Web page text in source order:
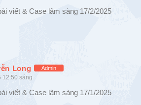
viết & Case lâm sàng 17/2/2025
Long Admin
12:50 sáng
viết & Case lâm sàng 17/1/2025